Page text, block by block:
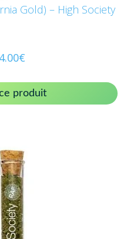
Gold) – High Society
4.00€
produit